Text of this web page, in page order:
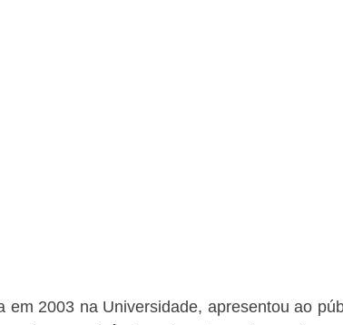
em 2003 na Universidade, apresentou ao